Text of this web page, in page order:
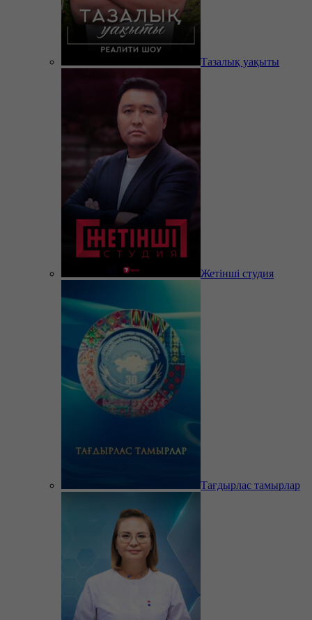
Тазалық уақыты
Жетінші студия
Тағдырлас тамырлар